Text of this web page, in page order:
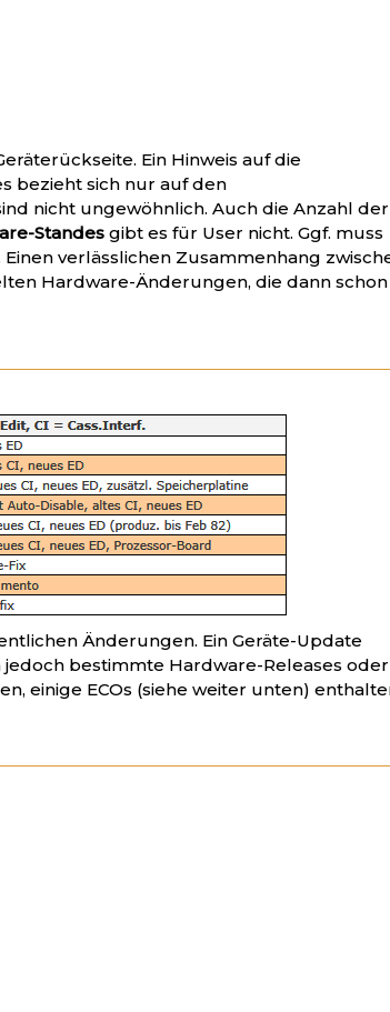
Ein Hinweis auf die
bezieht sich nur auf den
nicht ungewöhnlich. Auch die Anzahl der
Standes gibt es für User nicht. Ggf. muss
verlässlichen Zusammenhang
Hardware-Änderungen, die dann schon
Änderungen. Ein Geräte-Update
bestimmte Hardware-Releases oder
einige ECOs (siehe weiter unten)